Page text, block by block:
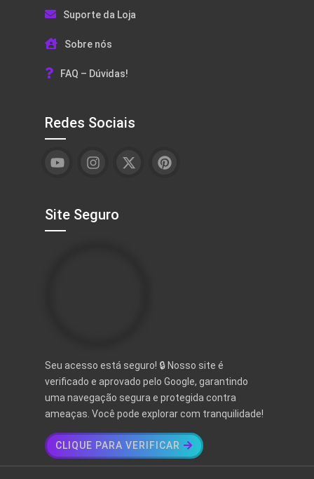
Suporte da Loja
Sobre nós
FAQ – Dúvidas!
Redes Sociais
Site Seguro
Seu acesso está seguro! 🔒 Nosso site é
verificado e aprovado pelo Google, garantindo
uma navegação segura e protegida contra
ameaças. Você pode explorar com tranquilidade!
CLIQUE PARA VERIFICAR